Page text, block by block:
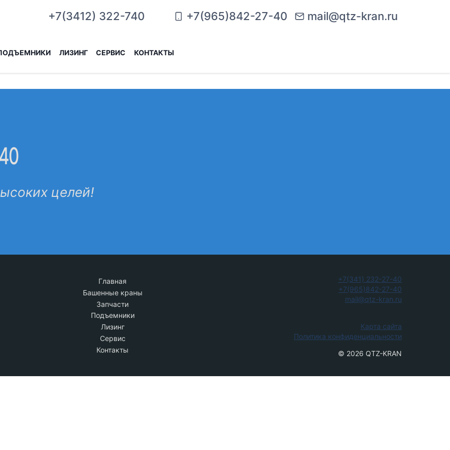
+7(3412) 322-740 +7(965)842-27-40 mail@qtz-kran.ru
ЛИЗИНГ СЕРВИС КОНТАКТЫ
целей!
Главная
Башенные краны
Запчасти
Подъемники
Лизинг
Сервис
Контакты
+7(341) 232-27-40
+7(965)842-27-40
mail@qtz-kran.ru
Карта сайта
Политика конфиденциальности
© 2026 QTZ-KRAN